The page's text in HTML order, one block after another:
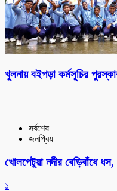
খুলনায় বইপড়া কর্মসূচির
সর্বশেষ
জনপ্রিয়
খোলপেটুয়া নদীর বেড়িবাঁধে
১